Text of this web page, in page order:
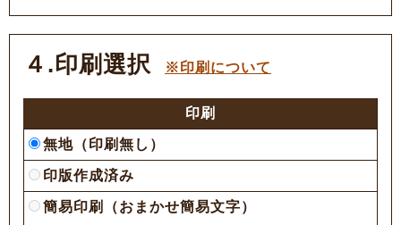
４.印刷選択 ※印刷について
印刷
無地（印刷無し）
印版作成済み
簡易印刷（おまかせ簡易文字）